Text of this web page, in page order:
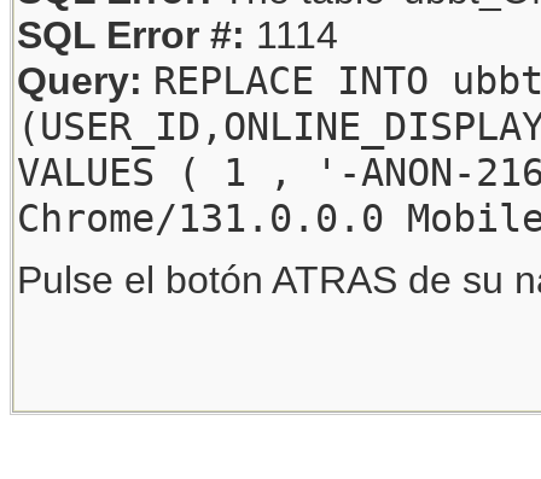
SQL Error #: 1114
Query: REPLACE INTO
VALUES ( 1 , '-
Chrome/131.0.0.0
Pulse el botón ATRAS de su